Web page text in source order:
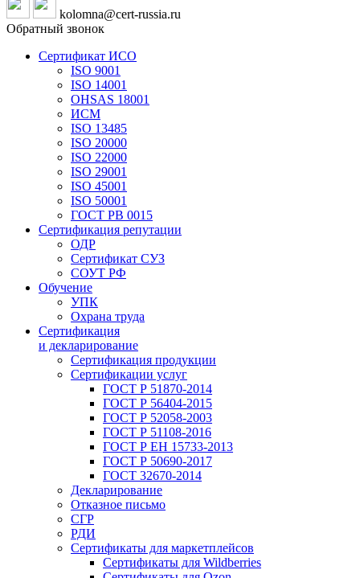
kolomna@cert-russia.ru
Обратный звонок
Сертификат ИСО
ISO 9001
ISO 14001
OHSAS 18001
ИСМ
ISO 13485
ISO 20000
ISO 22000
ISO 29001
ISO 45001
ISO 50001
ГОСТ РВ 0015
Сертификация репутации
ОДР
Сертификат СУЗ
СОУТ РФ
Обучение
УПК
Охрана труда
Сертификация
и декларирование
Сертификация продукции
Сертификации услуг
ГОСТ Р 51870-2014
ГОСТ Р 56404-2015
ГОСТ Р 52058-2003
ГОСТ Р 51108-2016
ГОСТ Р ЕН 15733-2013
ГОСТ Р 50690-2017
ГОСТ 32670-2014
Декларирование
Отказное письмо
СГР
РДИ
Сертификаты для маркетплейсов
Сертификаты для Wildberries